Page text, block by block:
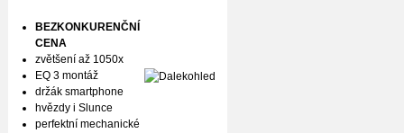
BEZKONKURENČNÍ
CENA
zvětšení až 1050x
EQ 3 montáž
držák smartphone
hvězdy i Slunce
perfektní mechanické